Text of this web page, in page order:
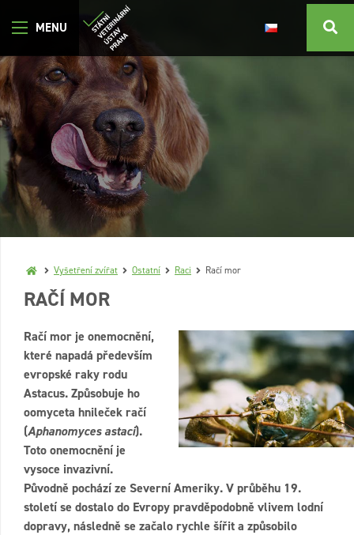
Vyšetření zvířat Ostatní Raci Račí mor
RAČÍ MOR
Račí mor je onemocnění,
které napadá především
evropské raky rodu
Astacus. Způsobuje ho
oomyceta hnileček račí
(Aphanomyces astaci).
Toto onemocnění je
vysoce invazivní.
Původně pochází ze Severní Ameriky. V průběhu 19.
století se dostalo do Evropy pravděpodobně vlivem lodní
dopravy, následně se začalo rychle šířit a způsobilo